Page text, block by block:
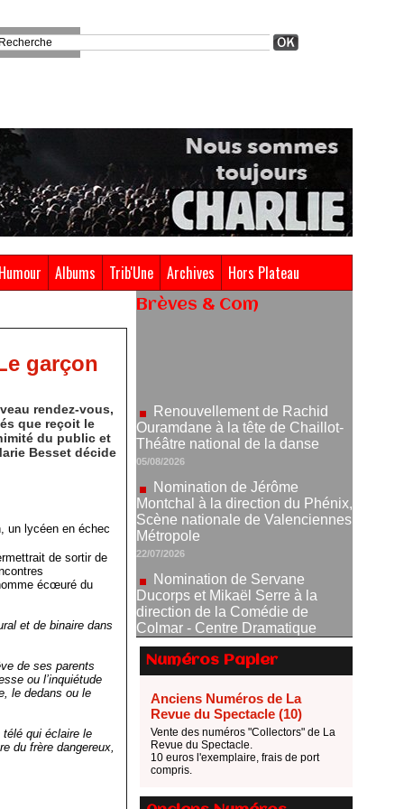
Humour Albums Trib'Une Archives Hors Plateau
garçon
rendez-vous,
que reçoit le
du public et
Besset décide
un lycéen en échec
de sortir de
écœuré du
et de binaire dans
de ses parents
ou l’inquiétude
le dedans ou le
télé qui éclaire le
du frère dangereux,
Brèves & Com
05/08/2026
Nomination de Jérôme
Montchal à la direction du Phénix,
Métropole
22/07/2026
Nomination de Servane
Ducorps et Mikaël Serre à la
Colmar - Centre Dramatique
National Grand Est Alsace
07/07/2026
Thomas Jolly et Laëtitia
Guédon nommés à la direction du
TNP
02/07/2026
Fonds SACD Théâtre : les
lauréats 2026
23/06/2026
Dispositif ARTCENA Écrire
pour le cirque, les lauréats 2026 !
Numéros Papier
Anciens Numéros de La
Revue du Spectacle (10)
Vente des numéros "Collectors" de La
Revue du Spectacle.
10 euros l'exemplaire, frais de port
compris.